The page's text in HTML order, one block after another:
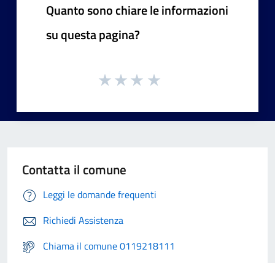
Quanto sono chiare le informazioni
su questa pagina?
Contatta il comune
Leggi le domande frequenti
Richiedi Assistenza
Chiama il comune 0119218111